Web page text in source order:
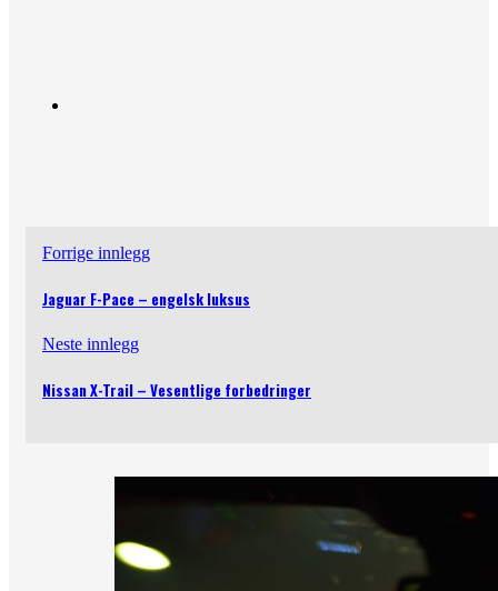
Forrige innlegg
Jaguar F-Pace – engelsk luksus
Neste innlegg
Nissan X-Trail – Vesentlige forbedringer